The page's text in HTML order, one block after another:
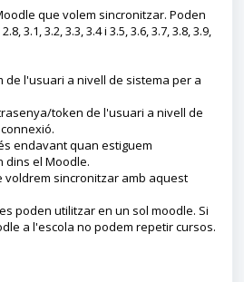
que volem sincronitzar. Poden
3.1, 3.2, 3.3, 3.4 i 3.5, 3.6, 3.7, 3.8, 3.9,
de l'usuari a nivell de sistema per a
token de l'usuari a nivell de
endavant quan estiguem
dins el Moodle.
voldrem sincronitzar amb aquest
poden utilitzar en un sol moodle. Si
a l'escola no podem repetir cursos.